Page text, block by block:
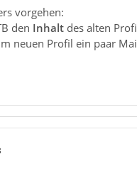
vorgehen:
den Inhalt des alten
neuen Profil ein paar